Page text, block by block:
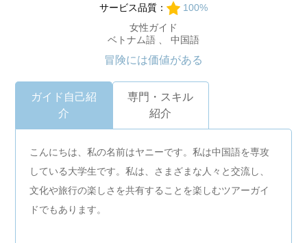
サービス品質：
100%
女性ガイド
ベトナム語 、 中国語
冒険には価値がある
ガイド自己紹
介
専門・スキル
紹介
こんにちは、私の名前はヤニーです。私は中国語を専攻
している大学生です。私は、さまざまな人々と交流し、
文化や旅行の楽しさを共有することを楽しむツアーガイ
ドでもあります。